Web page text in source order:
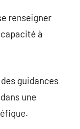
renseigner
à
guidances
une